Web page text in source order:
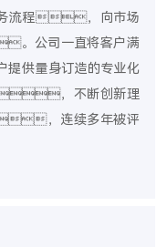
流程，向市场
。公司一直将客户满
提供量身订造的专业化
，不断创新理
，连续多年被评